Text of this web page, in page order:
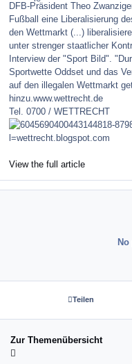
DFB-Präsident Theo
Fußball eine Liberalisierung
den Wettmarkt (...)
unter strenger staatlicher
Interview der "Sport Bild".
Sportwette Oddset und das
auf den illegalen Wettmarkt
hinzu.www.wettrecht.de
Tel. 0700 / WETTRECHT
View the full article
Teilen
Zur Themenübersicht